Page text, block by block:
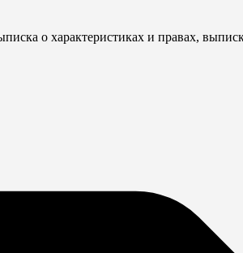
о характеристиках и правах,